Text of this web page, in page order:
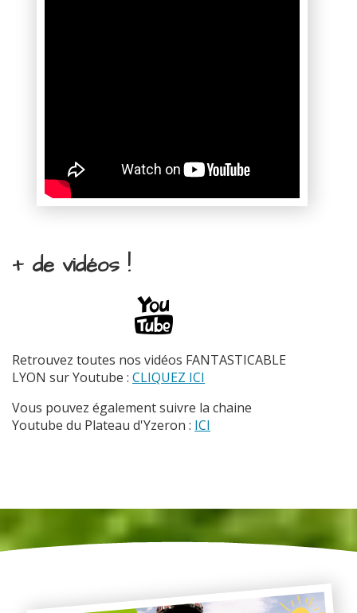
+ de vidéos !
Retrouvez toutes nos vidéos FANTASTICABLE
LYON sur Youtube : CLIQUEZ ICI
Vous pouvez également suivre la chaine
Youtube du Plateau d'Yzeron : ICI